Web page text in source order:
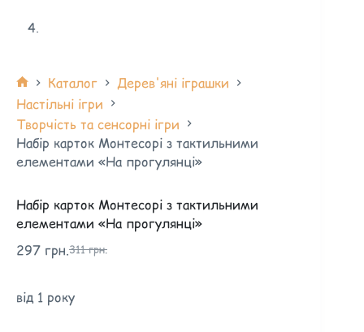
Каталог
Дерев'яні іграшки
Настільні ігри
Творчість та сенсорні ігри
Набір карток Монтесорі з тактильними
елементами «На прогулянці»
Набір карток Монтесорі з тактильними
елементами «На прогулянці»
311грн.
297 грн.
від 1 року